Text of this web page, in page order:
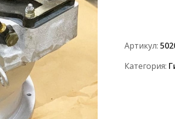
Артикул:
Категория: